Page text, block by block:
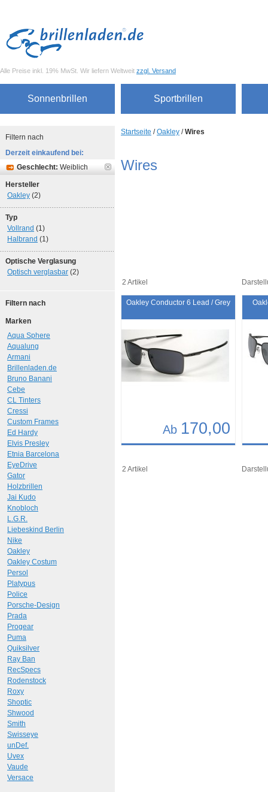
Alle Preise inkl. 19% MwSt. Wir liefern Weltweit zzgl. Versand
Sonnenbrillen Sportbrillen
Startseite /Oakley /Wires
Wires
2 Artikel
Oakley Conductor 6 Lead / Grey
Ab 170,00
Art.-Nr.: 10407 Art.-
2 Artikel
Filtern nach
Derzeit einkaufend bei:
Geschlecht: Weiblich
Hersteller
Oakley (2)
Typ
Vollrand (1)
Halbrand (1)
Optische Verglasung
Optisch verglasbar (2)
Filtern nach
Marken
Aqua Sphere
Aqualung
Armani
Brillenladen.de
Bruno Banani
Cebe
CL Tinters
Cressi
Custom Frames
Ed Hardy
Elvis Presley
Etnia Barcelona
EyeDrive
Gator
Holzbrillen
Jai Kudo
Knobloch
L.G.R.
Liebeskind Berlin
Nike
Oakley
Oakley Costum
Persol
Platypus
Police
Porsche-Design
Prada
Progear
Puma
Quiksilver
Ray Ban
RecSpecs
Rodenstock
Roxy
Shoptic
Shwood
Smith
Swisseye
unDef.
Uvex
Vaude
Versace